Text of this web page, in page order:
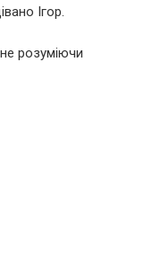
Ігор.
розуміючи